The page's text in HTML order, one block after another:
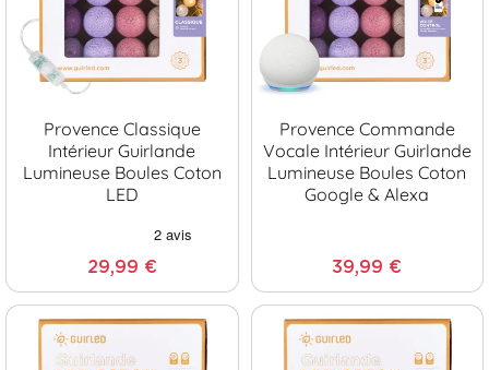
Provence Classique
Intérieur Guirlande
Lumineuse Boules Coton
LED
29,99 €
Provence Commande
Vocale Intérieur Guirlande
Lumineuse Boules Coton
Google & Alexa
39,99 €